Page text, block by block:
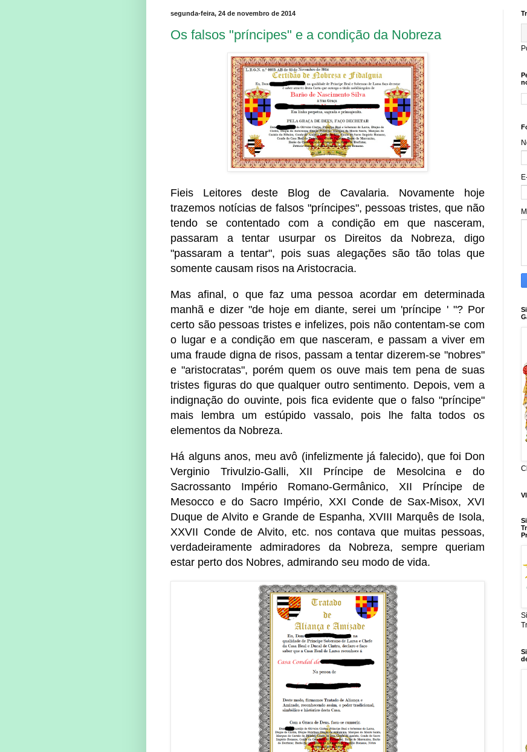
segunda-feira, 24 de novembro de 2014
Os falsos "príncipes" e a condição da Nobreza
Fieis Leitores deste Blog de Cavalaria. Novamente hoje
trazemos notícias de falsos "príncipes", pessoas tristes, que não
tendo se contentado com a condição em que nasceram,
passaram a tentar usurpar os Direitos da Nobreza, digo
"passaram a tentar", pois suas alegações são tão tolas que
somente causam risos na Aristocracia.
Mas afinal, o que faz uma pessoa acordar em determinada
manhã e dizer "de hoje em diante, serei um 'príncipe ' "? Por
certo são pessoas tristes e infelizes, pois não contentam-se com
o lugar e a condição em que nasceram, e passam a viver em
uma fraude digna de risos, passam a tentar dizerem-se "nobres"
e "aristocratas", porém quem os ouve mais tem pena de suas
tristes figuras do que qualquer outro sentimento. Depois, vem a
indignação do ouvinte, pois fica evidente que o falso "príncipe"
mais lembra um estúpido vassalo, pois lhe falta todos os
elementos da Nobreza.
Há alguns anos, meu avô (infelizmente já falecido), que foi Don
Verginio Trivulzio-Galli, XII Príncipe de Mesolcina e do
Sacrossanto Império Romano-Germânico, XII Príncipe de
Mesocco e do Sacro Império, XXI Conde de Sax-Misox, XVI
Duque de Alvito e Grande de Espanha, XVIII Marquês de Isola,
XXVII Conde de Alvito, etc. nos contava que muitas pessoas,
verdadeiramente admiradores da Nobreza, sempre queriam
estar perto dos Nobres, admirando seu modo de vida.